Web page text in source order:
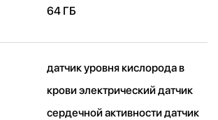
64 ГБ
датчик уровня кислорода в
крови электрический датчик
сердечной активности датчик